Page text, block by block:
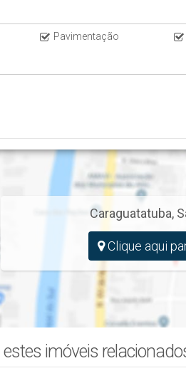
Pavimentação
Caraguatatuba,
Clique aqui
imóveis